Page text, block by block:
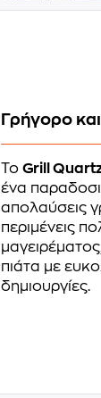
Γρήγορο
ΤοGrill
ένα
απολαύσεις
περιμένεις
πιάτα με
δημιουργίες.